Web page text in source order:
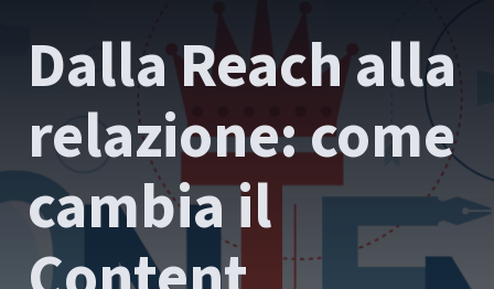
Dalla Reach alla
relazione: come
cambia il